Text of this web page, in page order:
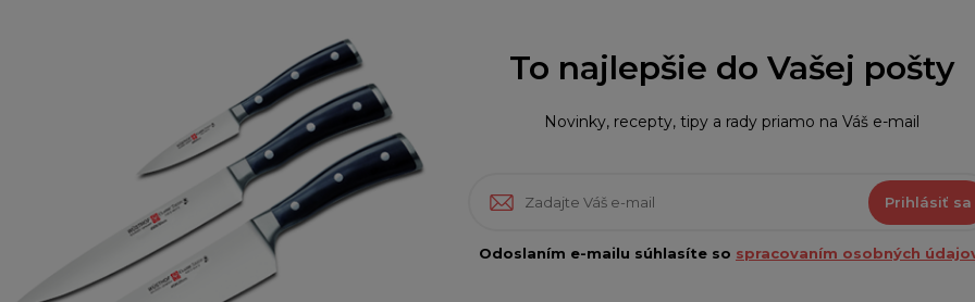
To najlepšie do Vašej pošty
Novinky, recepty, tipy a rady priamo na Váš e-mail
Prihlásiť sa
Odoslaním e-mailu súhlasíte so spracovaním osobných